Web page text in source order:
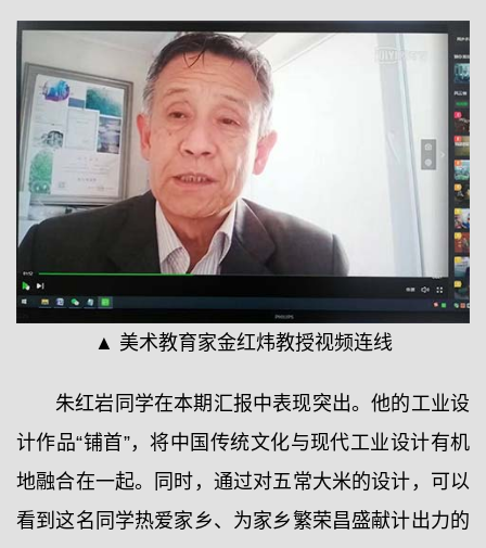
▲ 美术教育家金红炜教授视频连线
朱红岩同学在本期汇报中表现突出。他的工业设
计作品“铺首”，将中国传统文化与现代工业设计有机
地融合在一起。同时，通过对五常大米的设计，可以
看到这名同学热爱家乡、为家乡繁荣昌盛献计出力的